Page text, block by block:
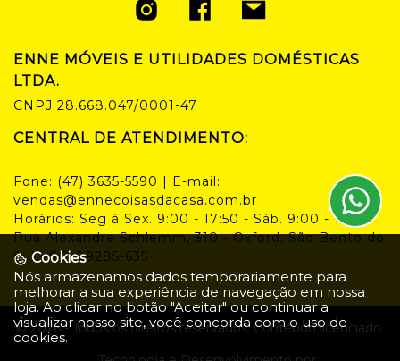
ENNE MÓVEIS E UTILIDADES DOMÉSTICAS
LTDA.
CNPJ 28.668.047/0001-47
CENTRAL DE ATENDIMENTO:
Fone: (47) 3635-5590 | E-mail:
vendas@ennecoisasdacasa.com.br
Horários: Seg à Sex. 9:00 - 17:50 - Sáb. 9:00 - 14:00
Rua Alexandre Schlemm, 310 - Oxford, São Bento do
Sul - SC, 89285-635
©2026- Todos os direitos reservados. Conteúdo licenciado.
Cookies
Nós armazenamos dados temporariamente para
melhorar a sua experiência de navegação em nossa
loja. Ao clicar no botão "Aceitar" ou continuar a
visualizar nosso site, você concorda com o uso de
cookies.